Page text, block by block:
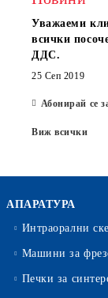
Уважаеми
всички
ДДС.
25 Сеп 2019
Абонирай се
Виж всички
АПАРАТУРА
Интраорални
Машини за
Печки за